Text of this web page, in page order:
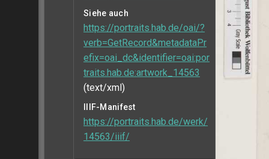
Siehe auch
https://portraits.hab.de/oai/?
verb=GetRecord&metadataPr
efix=oai_dc&identifier=oai:por
traits.hab.de:artwork_14563
(text/xml)
IIIF-Manifest
https://portraits.hab.de/werk/
14563/iiif/